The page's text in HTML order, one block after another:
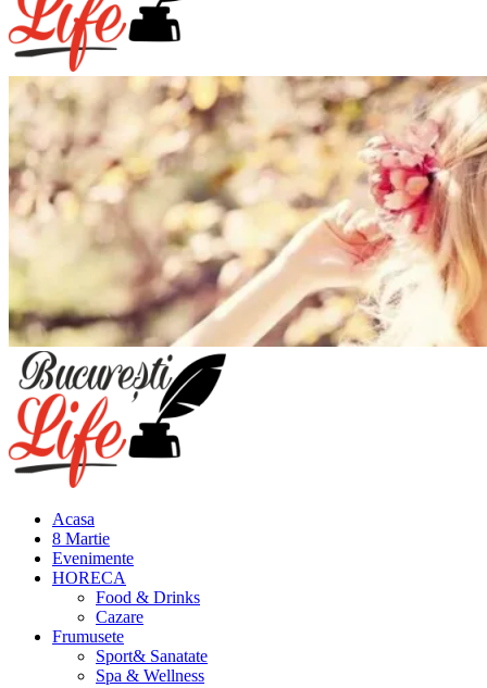
Meniu
principal
Acasa
8 Martie
Evenimente
HORECA
Food & Drinks
Cazare
Frumusete
Sport& Sanatate
Spa & Wellness